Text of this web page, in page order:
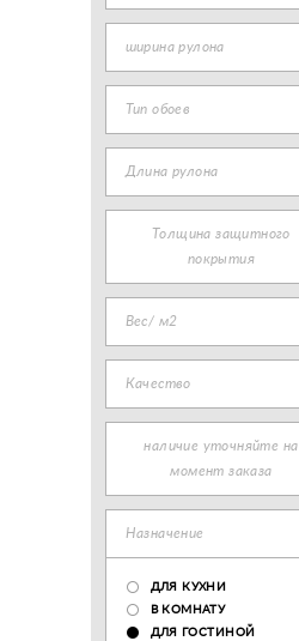
ширина рулона
Тип обоев
Длина рулона
Толщина защитного
покрытия
Вес/ м2
Качество
наличие уточняйте на
момент заказа
Назначение
ДЛЯ КУХНИ
В КОМНАТУ
ДЛЯ ГОСТИНОЙ